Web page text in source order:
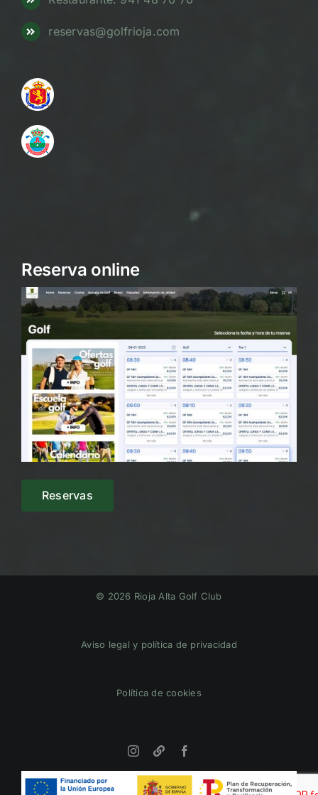
reservas@golfrioja.com
Reserva online
Reservas
© 2026 Rioja Alta Golf Club
Aviso legal y política de privacidad
Política de cookies